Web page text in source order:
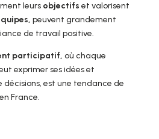
leurs objectifs et valorisent
peuvent grandement
de travail positive.
participatif, où chaque
exprimer ses idées et
décisions, est une tendance de
France.